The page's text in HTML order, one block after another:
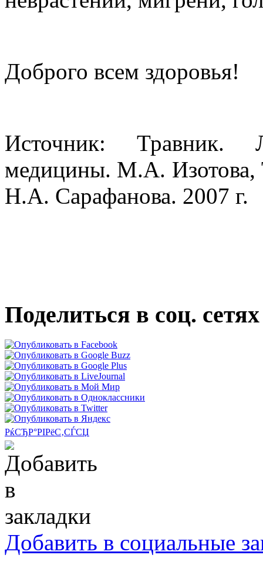
Доброго всем здоровья!
Источник: Травник.
медицины. М.А.
Н.А. Сарафанова. 2007 г.
Поделиться в соц. сетях
РќСЂР°РІРёС‚СЃСЏ
Добавить в социальные